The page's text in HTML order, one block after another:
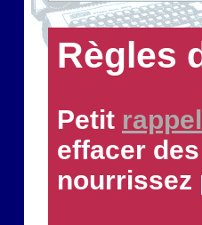
Règles
Petit
effacer
nourrissez